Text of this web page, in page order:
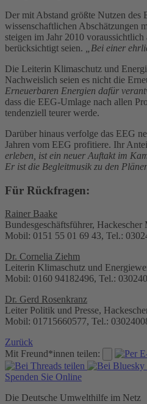
Der mit Abstand größte Nutzen des
wissenschaftlichen Abschätzungen
steigen im Jahr 2010
berücksichtigt seien.
„Bei einer
Die Leiterin Klimaschutz und
Nachweislich seien es nicht die
Erneuerbaren Energien dafür
dass die EEG-Umlage nach allen
tendenziell teurer werde.
Darüber hinaus verfolge das EEG
Jahren vom EEG profitiere. Ihr
erleben, ist ein neuer Auftakt im
Er ist die Begleitmusik zu den
Für Rückfragen:
Rainer Baake
Bundesgeschäftsführer,
Mobil: 0151 55 01 69 43, Tel.:
Dr. Cornelia Ziehm
Leiterin Klimaschutz und
Mobil: 0160 94182496, Tel.:
Dr. Gerd Rosenkranz
Leiter Politik und Presse,
Mobil: 01715660577, Tel.:
Zurück
Mit Freund*innen teilen:
Spenden Sie Online
Die Deutsche Umwelthilfe im Netz